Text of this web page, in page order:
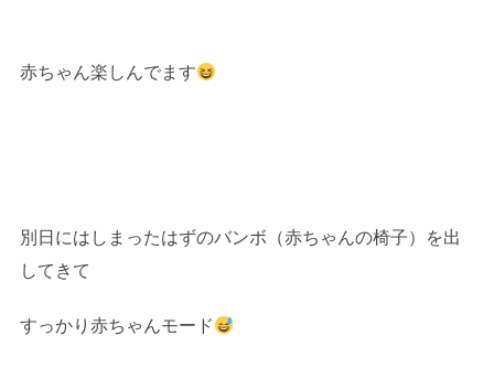
赤ちゃん楽しんでます
別日にはしまったはずのバンボ（赤ちゃんの椅子）を出
してきて
すっかり赤ちゃんモード